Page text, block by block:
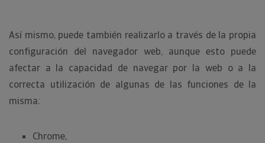
Así mismo, puede también realizarlo a través de la propia
configuración del navegador web, aunque esto puede
afectar a la capacidad de navegar por la web o a la
correcta utilización de algunas de las funciones de la
misma:
Chrome,